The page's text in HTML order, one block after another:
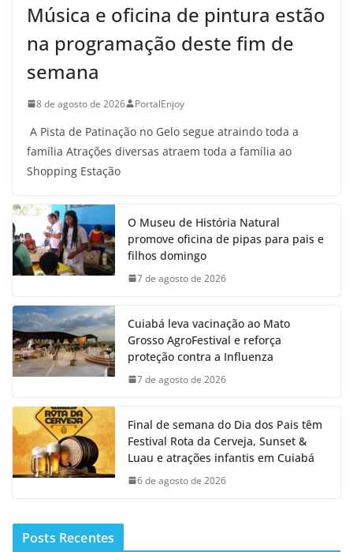
Música e oficina de pintura estão
na programação deste fim de
semana
8 de agosto de 2026 PortalEnjoy
A Pista de Patinação no Gelo segue atraindo toda a
família Atrações diversas atraem toda a família ao
Shopping Estação
O Museu de História Natural
promove oficina de pipas para pais e
filhos domingo
7 de agosto de 2026
Cuiabá leva vacinação ao Mato
Grosso AgroFestival e reforça
proteção contra a Influenza
7 de agosto de 2026
Final de semana do Dia dos Pais têm
Festival Rota da Cerveja, Sunset &
Luau e atrações infantis em Cuiabá
6 de agosto de 2026
Posts Recentes